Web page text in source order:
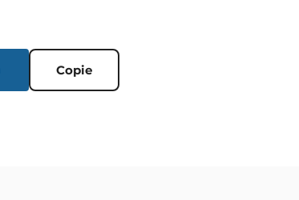
Copie